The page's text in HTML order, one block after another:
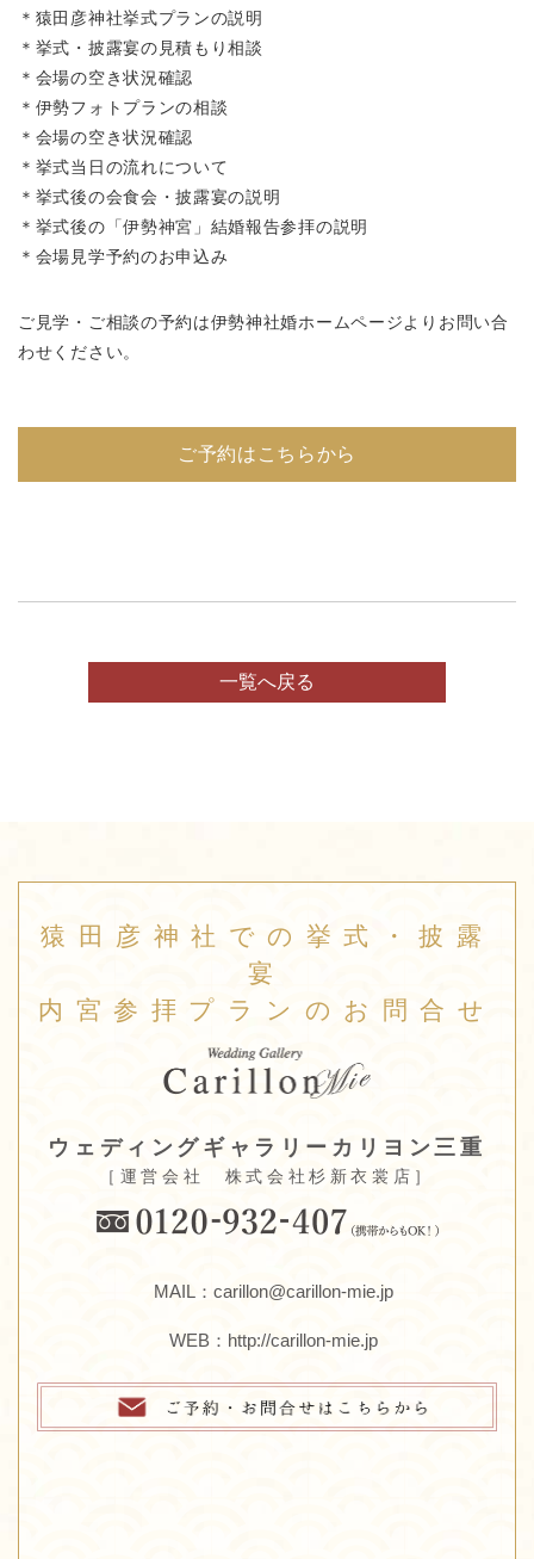
＊猿田彦神社挙式プランの説明
＊挙式・披露宴の見積もり相談
＊会場の空き状況確認
＊伊勢フォトプランの相談
＊会場の空き状況確認
＊挙式当日の流れについて
＊挙式後の会食会・披露宴の説明
＊挙式後の「伊勢神宮」結婚報告参拝の説明
＊会場見学予約のお申込み
ご見学・ご相談の予約は伊勢神社婚ホームページよりお問い合
わせください。
ご予約はこちらから
一覧へ戻る
猿田彦神社での挙式・披露
宴
内宮参拝プランのお問合せ
ウェディングギャラリーカリヨン三重
［運営会社 株式会社杉新衣裳店］
MAIL：carillon@carillon-mie.jp
WEB： http://carillon-mie.jp